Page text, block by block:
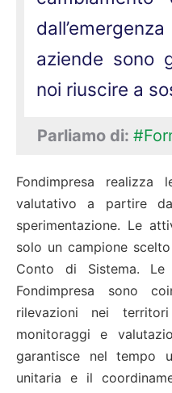
aziende sono
noi riuscire a
Parliamo di:
Fondimpresa
valutativo a partire
sperimentazione. Le
solo un campione
Conto di Sistema.
Fondimpresa sono
rilevazioni nei
monitoraggi e
garantisce nel tempo
unitaria e il